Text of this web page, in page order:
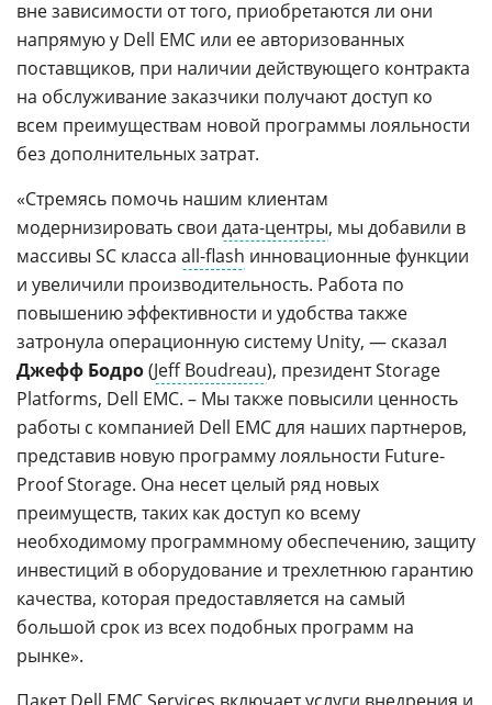
вне зависимости от того, приобретаются ли они
напрямую у Dell EMC или ее авторизованных
поставщиков, при наличии действующего контракта
на обслуживание заказчики получают доступ ко
всем преимуществам новой программы лояльности
без дополнительных затрат.
«Стремясь помочь нашим клиентам
модернизировать свои дата-центры, мы добавили в
массивы SC класса all-flash инновационные функции
и увеличили производительность. Работа по
повышению эффективности и удобства также
затронула операционную систему Unity, — сказал
Джефф Бодро(Jeff Boudreau), президент Storage
Platforms, Dell EMC. – Мы также повысили ценность
работы с компанией Dell EMC для наших партнеров,
представив новую программу лояльности Future-
Proof Storage. Она несет целый ряд новых
преимуществ, таких как доступ ко всему
необходимому программному обеспечению, защиту
инвестиций в оборудование и трехлетнюю гарантию
качества, которая предоставляется на самый
большой срок из всех подобных программ на
рынке».